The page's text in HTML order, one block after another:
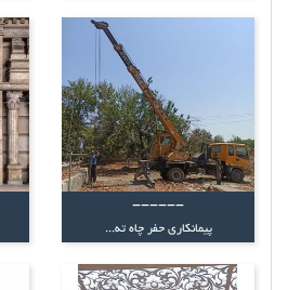
------
پیمانکاری حفر چاه ته...